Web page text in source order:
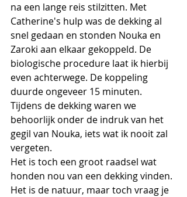
na een lange reis stilzitten. Met
Catherine's hulp was de dekking al
snel gedaan en stonden Nouka en
Zaroki aan elkaar gekoppeld. De
biologische procedure laat ik hierbij
even achterwege. De koppeling
duurde ongeveer 15 minuten.
Tijdens de dekking waren we
behoorlijk onder de indruk van het
gegil van Nouka, iets wat ik nooit zal
vergeten.
Het is toch een groot raadsel wat
honden nou van een dekking vinden.
Het is de natuur, maar toch vraag je